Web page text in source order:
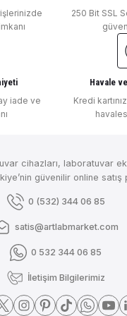
Manyetik Karıştırıcı 1.500
1.500 rpm 500 ℃
Karıştırıcı 1.500 rpm 550 ℃
250 Bit SSL
iade ve
Havale
Kredi
cihazları, laboratuvar
güvenilir online satış
0 (532) 344 06 85
satis@artlabmarket.com
0 532 344 06 85
İletişim Bilgilerimiz